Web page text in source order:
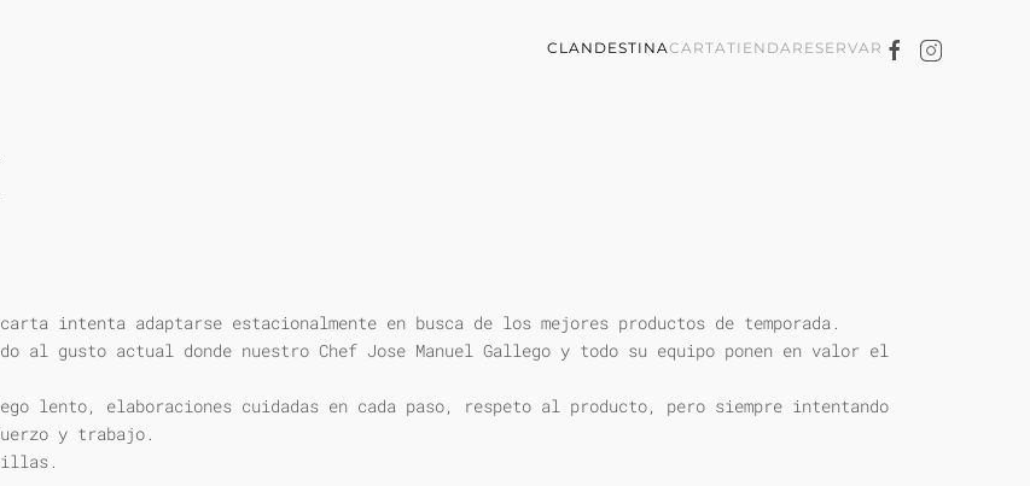
CLANDESTINACARTATIENDARESERVAR
intenta adaptarse estacionalmente en busca de los mejores productos de temporada.
al gusto actual donde nuestro Chef Jose Manuel Gallego y todo su equipo ponen en valor el
lento, elaboraciones cuidadas en cada paso, respeto al producto, pero siempre intentando
y trabajo.